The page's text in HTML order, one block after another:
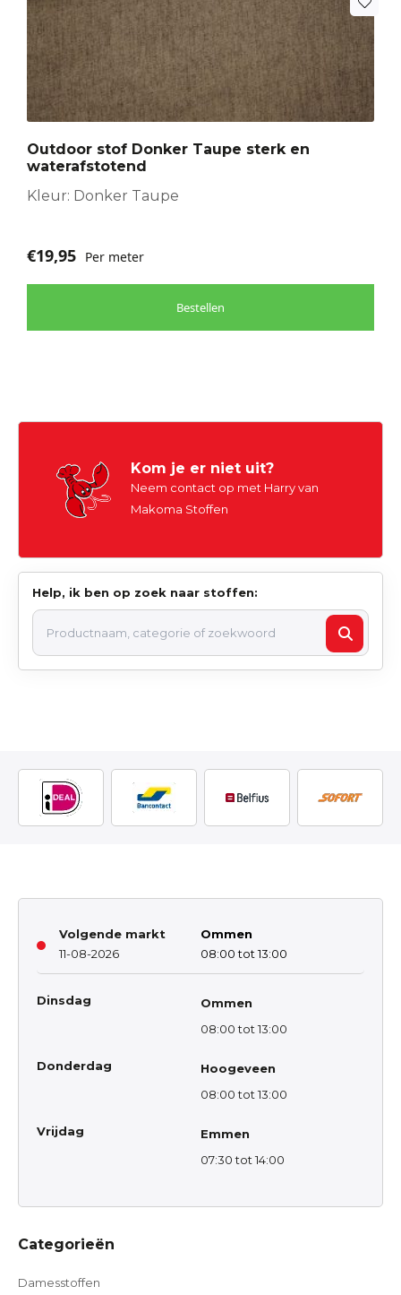
Outdoor stof Donker Taupe sterk en
waterafstotend
Kleur: Donker Taupe
€19,95 Per meter
Bestellen
Kom je er niet uit?
Neem contact op met Harry van
Makoma Stoffen
Help, ik ben op zoek naar stoffen:
Volgende markt
11-08-2026
Ommen
08:00 tot 13:00
Dinsdag
Ommen
08:00 tot 13:00
Donderdag
Hoogeveen
08:00 tot 13:00
Vrijdag
Emmen
07:30 tot 14:00
Categorieën
Damesstoffen